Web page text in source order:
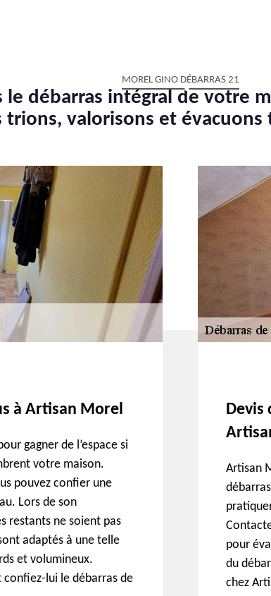
MOREL GINO DÉBARRAS 21
le débarras intégral de votre
trions, valorisons et
à Artisan Morel
gagner de l’espace si
votre maison.
pouvez confier une
Lors de son
restants ne soient pas
adaptés à une telle
et volumineux.
lui le débarras de
Devis
Artisan
pour
du
chez